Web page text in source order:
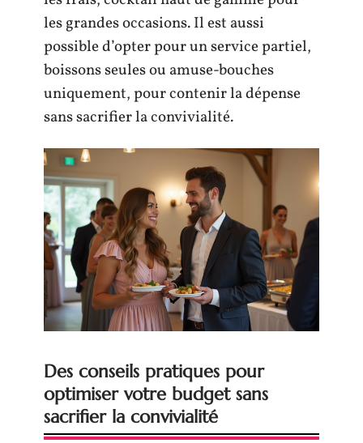
les grandes occasions. Il est aussi
possible d’opter pour un service partiel,
boissons seules ou amuse-bouches
uniquement, pour contenir la dépense
sans sacrifier la convivialité.
Des conseils pratiques pour
optimiser votre budget sans
sacrifier la convivialité